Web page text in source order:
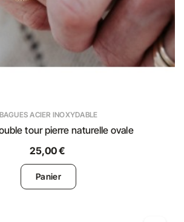
BAGUES ACIER INOXYDABLE
tour pierre naturelle ovale
25,00 €
Panier